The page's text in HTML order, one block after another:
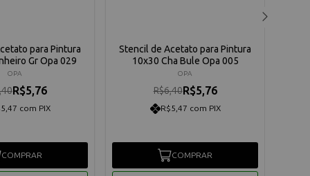
para Pintura
Gr Opa 029
OPA
R$5,76
com PIX
COMPRAR
Stencil de Acetato para Pintura
10x30 Cha Bule Opa 005
OPA
R$6,40R$5,76
R$5,47 com PIX
COMPRAR